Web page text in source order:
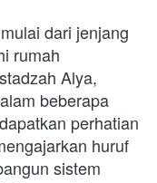
dari jenjang
rumah
Alya,
beberapa
perhatian
huruf
sistem